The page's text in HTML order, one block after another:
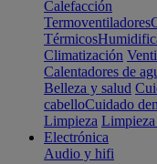
Calefacción
Termoventiladores
Térmicos
Climatización
Calentadores de
Belleza y salud
cabelloCuidado
Limpieza
Electrónica
Audio y hifi